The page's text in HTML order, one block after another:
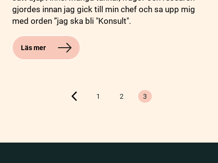
gjordes innan jag gick till min chef och sa upp mig
med orden ”jag ska bli "Konsult".
Läs mer
Sidnumrering1 2 3